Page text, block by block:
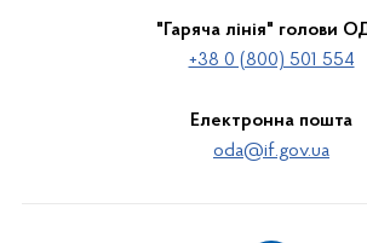
"Гаряча лінія" голови
+38 0 (800) 501 554
Електронна пошта
oda@if.gov.ua